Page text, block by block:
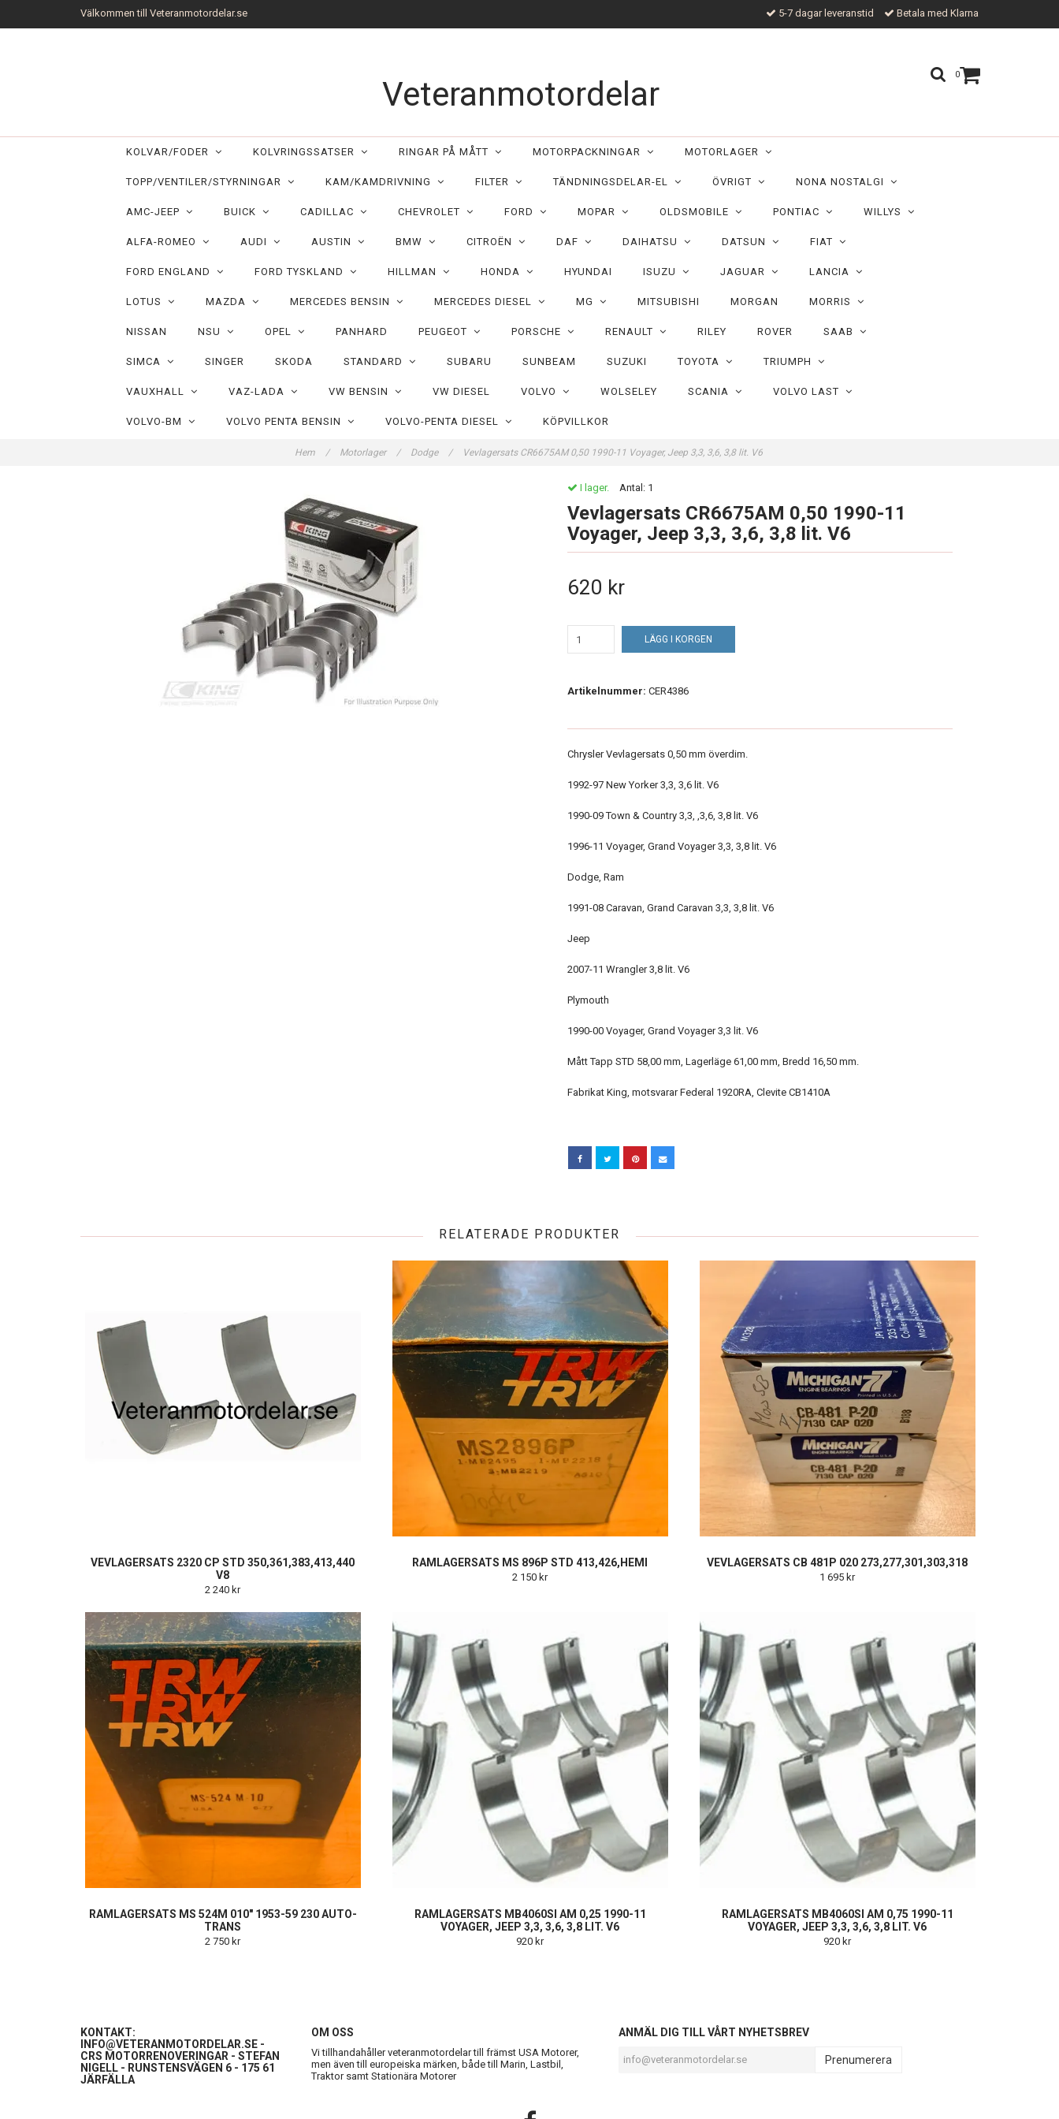
Välkommen till Veteranmotordelar.se 5-7 dagar leveranstid Betala med Klarna
0
Veteranmotordelar
KOLVAR/FODER KOLVRINGSSATSER RINGAR PÅ MÅTT MOTORPACKNINGAR MOTORLAGER
TOPP/VENTILER/STYRNINGAR KAM/KAMDRIVNING FILTER TÄNDNINGSDELAR-EL ÖVRIGT NONA NOSTALGI
AMC-JEEP BUICK CADILLAC CHEVROLET FORD MOPAR OLDSMOBILE PONTIAC WILLYS
ALFA-ROMEO AUDI AUSTIN BMW CITROËN DAF DAIHATSU DATSUN FIAT
FORD ENGLAND FORD TYSKLAND HILLMAN HONDA HYUNDAI ISUZU JAGUAR LANCIA
LOTUS MAZDA MERCEDES BENSIN MERCEDES DIESEL MG MITSUBISHI MORGAN MORRIS
NISSAN NSU OPEL PANHARD PEUGEOT PORSCHE RENAULT RILEY ROVER SAAB
SIMCA SINGER SKODA STANDARD SUBARU SUNBEAM SUZUKI TOYOTA TRIUMPH
VAUXHALL VAZ-LADA VW BENSIN VW DIESEL VOLVO WOLSELEY SCANIA VOLVO LAST
VOLVO-BM VOLVO PENTA BENSIN VOLVO-PENTA DIESEL KÖPVILLKOR
Hem / Motorlager / Dodge / Vevlagersats CR6675AM 0,50 1990-11 Voyager, Jeep 3,3, 3,6, 3,8 lit. V6
I lager. Antal: 1
Vevlagersats CR6675AM 0,50 1990-11
Voyager, Jeep 3,3, 3,6, 3,8 lit. V6
620 kr
LÄGG I KORGEN
Artikelnummer: CER4386
Chrysler Vevlagersats 0,50 mm överdim.
1992-97 New Yorker 3,3, 3,6 lit. V6
1990-09 Town & Country 3,3, ,3,6, 3,8 lit. V6
1996-11 Voyager, Grand Voyager 3,3, 3,8 lit. V6
Dodge, Ram
1991-08 Caravan, Grand Caravan 3,3, 3,8 lit. V6
Jeep
2007-11 Wrangler 3,8 lit. V6
Plymouth
1990-00 Voyager, Grand Voyager 3,3 lit. V6
Mått Tapp STD 58,00 mm, Lagerläge 61,00 mm, Bredd 16,50 mm.
Fabrikat King, motsvarar Federal 1920RA, Clevite CB1410A
RELATERADE PRODUKTER
VEVLAGERSATS 2320 CP STD 350,361,383,413,440
V8
2 240 kr
RAMLAGERSATS MS 896P STD 413,426,HEMI
2 150 kr
VEVLAGERSATS CB 481P 020 273,277,301,303,318
1 695 kr
RAMLAGERSATS MS 524M 010" 1953-59 230 AUTO-
TRANS
2 750 kr
RAMLAGERSATS MB4060SI AM 0,25 1990-11
VOYAGER, JEEP 3,3, 3,6, 3,8 LIT. V6
920 kr
RAMLAGERSATS MB4060SI AM 0,75 1990-11
VOYAGER, JEEP 3,3, 3,6, 3,8 LIT. V6
920 kr
KONTAKT:
INFO@VETERANMOTORDELAR.SE -
CRS MOTORRENOVERINGAR - STEFAN
NIGELL - RUNSTENSVÄGEN 6 - 175 61
JÄRFÄLLA
OM OSS
Vi tillhandahåller veteranmotordelar till främst USA Motorer,
men även till europeiska märken, både till Marin, Lastbil,
Traktor samt Stationära Motorer
ANMÄL DIG TILL VÅRT NYHETSBREV
Prenumerera